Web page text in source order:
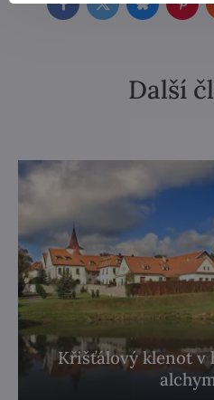
FacebookTwitterBluesky
Další
Křišťálový klenot v